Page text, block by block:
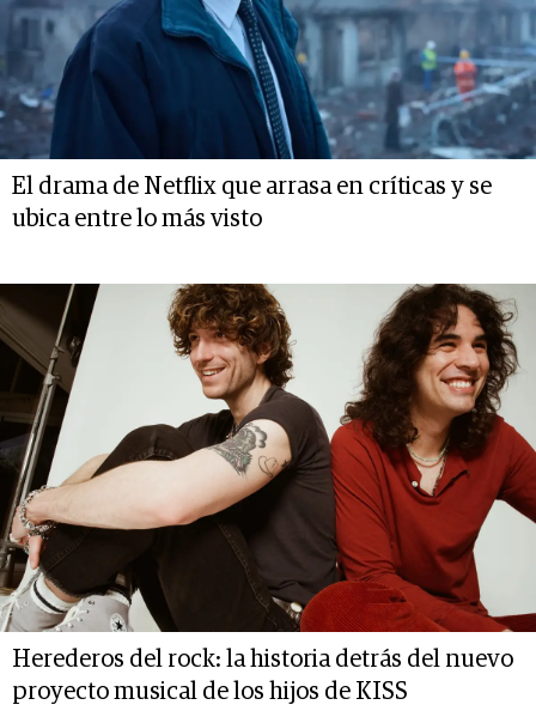
El drama de Netflix que arrasa en críticas y se
ubica entre lo más visto
Herederos del rock: la historia detrás del nuevo
proyecto musical de los hijos de KISS